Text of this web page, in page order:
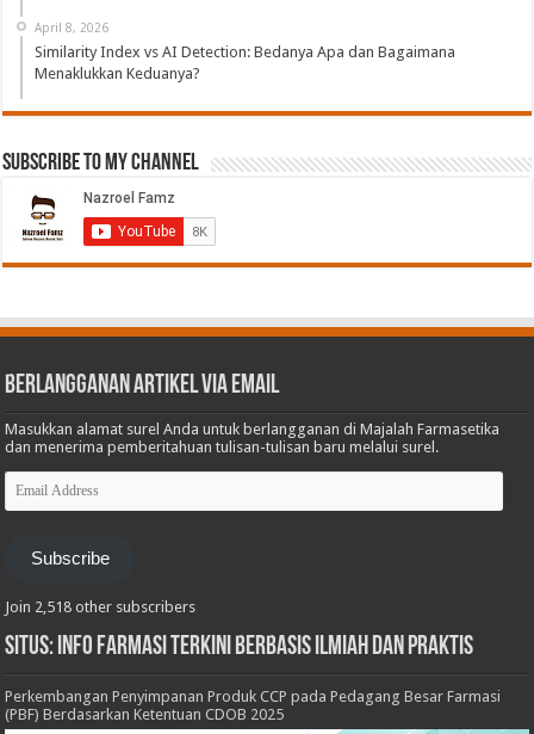
April 8, 2026
Similarity Index vs AI Detection: Bedanya Apa dan Bagaimana
Menaklukkan Keduanya?
Subscribe to My Channel
Berlangganan Artikel via Email
Masukkan alamat surel Anda untuk berlangganan di Majalah Farmasetika
dan menerima pemberitahuan tulisan-tulisan baru melalui surel.
Email
Address
Subscribe
Join 2,518 other subscribers
Situs: Info Farmasi Terkini Berbasis Ilmiah dan Praktis
Perkembangan Penyimpanan Produk CCP pada Pedagang Besar Farmasi
(PBF) Berdasarkan Ketentuan CDOB 2025